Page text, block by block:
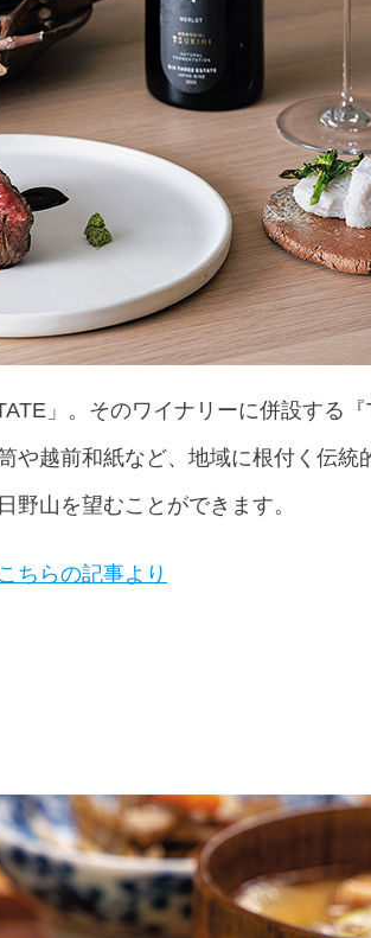
」。そのワイナリーに併設する
や越前和紙など、地域に根付く伝統
野山を望むことができます。
ちらの記事より